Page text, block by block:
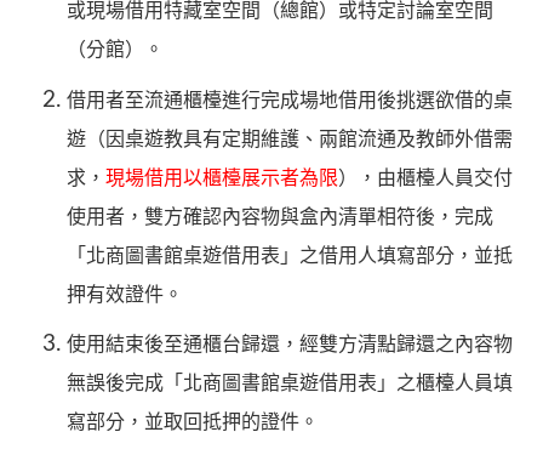
或現場借用特藏室空間（總館）或特定討論室空間
（分館）。
借用者至流通櫃檯進行完成場地借用後挑選欲借的桌
遊（因桌遊教具有定期維護、兩館流通及教師外借需
求， 現場借用以櫃檯展示者為限），由櫃檯人員交付
使用者，雙方確認內容物與盒內清單相符後，完成
「北商圖書館桌遊借用表」之借用人填寫部分，並抵
押有效證件。
使用結束後至通櫃台歸還，經雙方清點歸還之內容物
無誤後完成「北商圖書館桌遊借用表」之櫃檯人員填
寫部分，並取回抵押的證件。